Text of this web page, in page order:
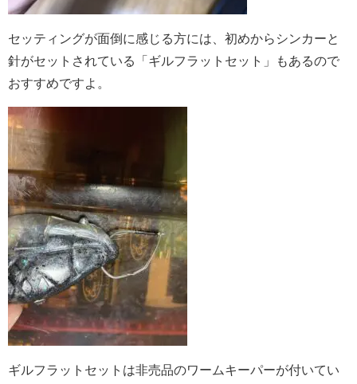
セッティングが面倒に感じる方には、初めからシンカーと
針がセットされている「ギルフラットセット」もあるので
おすすめですよ。
ギルフラットセットは非売品のワームキーパーが付いてい